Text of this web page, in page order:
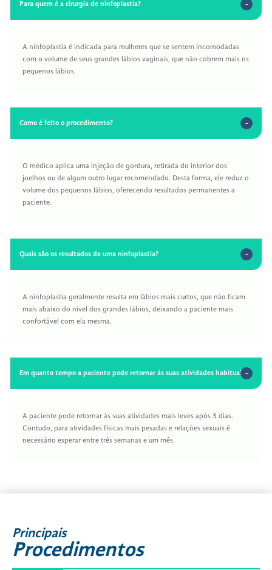
Para quem é a cirurgia de ninfoplastia?
A ninfoplastia é indicada para mulheres que se sentem incomodadas
com o volume de seus grandes lábios vaginais, que não cobrem mais os
pequenos lábios.
Como é feito o procedimento?
O médico aplica uma injeção de gordura, retirada do interior dos
joelhos ou de algum outro lugar recomendado. Desta forma, ele reduz o
volume dos pequenos lábios, oferecendo resultados permanentes a
paciente.
Quais são os resultados de uma ninfoplastia?
A ninfoplastia geralmente resulta em lábios mais curtos, que não ficam
mais abaixo do nível dos grandes lábios, deixando a paciente mais
confortável com ela mesma.
Em quanto tempo a paciente pode retornar às suas atividades habituais?
A paciente pode retornar às suas atividades mais leves após 3 dias.
Contudo, para atividades físicas mais pesadas e relações sexuais é
necessário esperar entre três semanas e um mês.
Principais
Procedimentos